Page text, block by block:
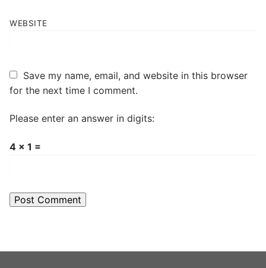
WEBSITE
Save my name, email, and website in this browser
for the next time I comment.
Please enter an answer in digits:
4 × 1 =